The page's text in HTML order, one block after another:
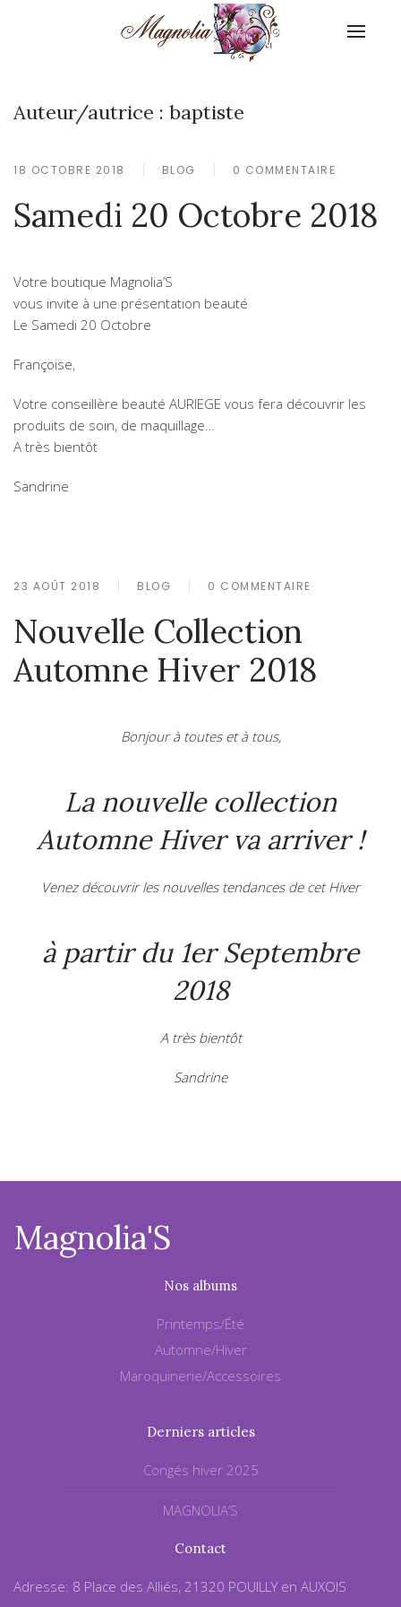
Auteur/autrice : baptiste
18 OCTOBRE 2018 BLOG 0 COMMENTAIRE
Samedi 20 Octobre 2018
Votre boutique Magnolia’S
vous invite à une présentation beauté
Le Samedi 20 Octobre
Françoise,
Votre conseillère beauté AURIEGE vous fera découvrir les
produits de soin, de maquillage…
A très bientôt
Sandrine
23 AOÛT 2018 BLOG 0 COMMENTAIRE
Nouvelle Collection
Automne Hiver 2018
Bonjour à toutes et à tous,
La nouvelle collection
Automne Hiver va arriver !
Venez découvrir les nouvelles tendances de cet Hiver
à partir du 1er Septembre
2018
A très bientôt
Sandrine
Magnolia'S
Nos albums
Printemps/Été
Automne/Hiver
Maroquinerie/Accessoires
Derniers articles
Congés hiver 2025
MAGNOLIA’S
Contact
Adresse: 8 Place des Alliés, 21320 POUILLY en AUXOIS